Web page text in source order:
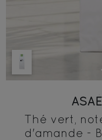
ASAÉ
Thé vert,
d'amande -